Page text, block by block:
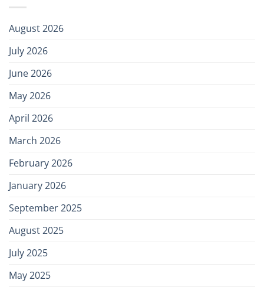
August 2026
July 2026
June 2026
May 2026
April 2026
March 2026
February 2026
January 2026
September 2025
August 2025
July 2025
May 2025